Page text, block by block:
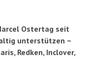
Ostertag seit
unterstützen –
Redken, Inclover,